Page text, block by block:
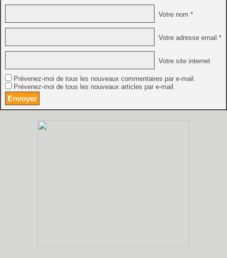
Votre nom *
Votre adresse email *
Votre site internet
Prévenez-moi de tous les nouveaux commentaires par e-mail.
Prévenez-moi de tous les nouveaux articles par e-mail.